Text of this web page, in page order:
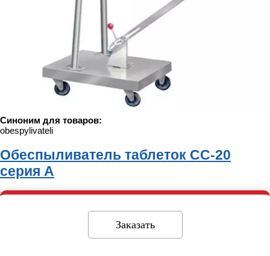
Синоним для товаров:
obespylivateli
Обеспыливатель таблеток СС-20
серия А
Заказать